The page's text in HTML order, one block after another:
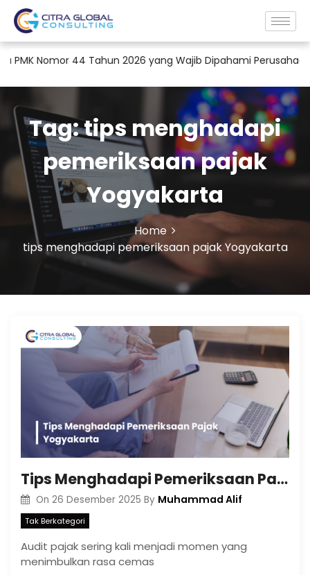
Nomor 44 Tahun 2026 yang Wajib Dipahami Perusahaan
Tag:tips menghadapi
pemeriksaan pajak
Yogyakarta
Home
tips menghadapi pemeriksaan pajak Yogyakarta
Tips Menghadapi Pemeriksaan Pajak Yogyakarta
On 26 Desember 2025 By Muhammad Alif
Tak Berkategori
Audit pajak sering kali menjadi momen yang
menimbulkan rasa cemas